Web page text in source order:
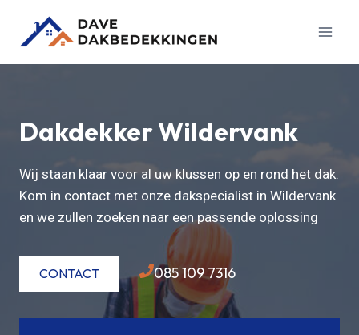
Dakdekker Wildervank
Wij staan klaar voor al uw klussen op en rond het dak.
Kom in contact met onze dakspecialist in Wildervank
en we zullen zoeken naar een passende oplossing
CONTACT 085 109 7316